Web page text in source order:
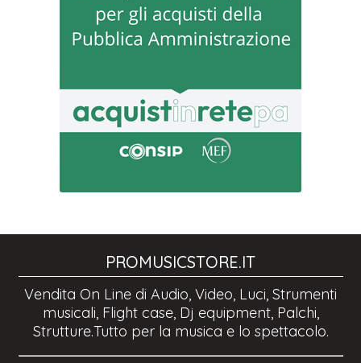
PROMUSICSTORE.IT
Vendita On Line di Audio, Video, Luci, Strumenti
musicali, Flight case, Dj equipment, Palchi,
Strutture.Tutto per la musica e lo spettacolo.